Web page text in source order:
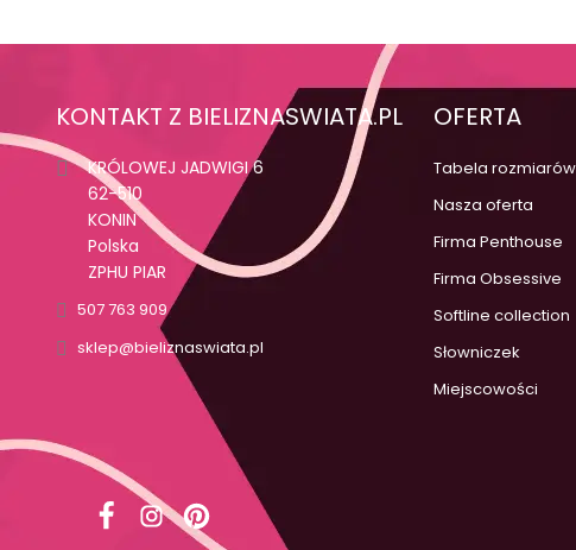
KONTAKT Z BIELIZNASWIATA.PL
KRÓLOWEJ JADWIGI 6
62-510
KONIN
Polska
ZPHU PIAR
507 763 909
sklep@bieliznaswiata.pl
OFERTA
Tabela rozmiarów
Nasza oferta
Firma Penthouse
Firma Obsessive
Softline collection
Słowniczek
Miejscowości